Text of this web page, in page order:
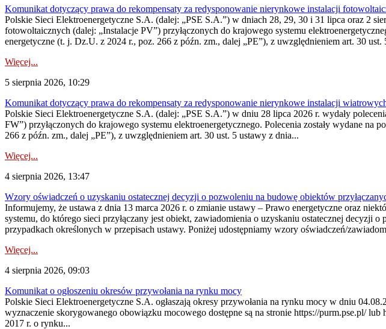
Komunikat dotyczący prawa do rekompensaty za redysponowanie nierynkowe instalacji
Polskie Sieci Elektroenergetyczne S.A. (dalej: „PSE S.A.”) w dniach 28, 29, 30 i 31 lipca oraz 2
fotowoltaicznych (dalej: „Instalacje PV”) przyłączonych do krajowego systemu
energetyczne (t. j. Dz.U. z 2024 r., poz. 266 z późn. zm., dalej „PE”), z uwzględnieniem art. 30 ust.
Więcej...
5 sierpnia 2026, 10:29
Komunikat dotyczący prawa do rekompensaty za redysponowanie nierynkowe instalacji
Polskie Sieci Elektroenergetyczne S.A. (dalej: „PSE S.A.”) w dniu 28 lipca 2026 r. wydały
FW”) przyłączonych do krajowego systemu elektroenergetycznego. Polecenia zostały wydane
266 z późn. zm., dalej „PE”), z uwzględnieniem art. 30 ust. 5 ustawy z dnia...
Więcej...
4 sierpnia 2026, 13:47
Wzory oświadczeń o uzyskaniu ostatecznej decyzji o pozwoleniu na budowę obiektów
Informujemy, że ustawa z dnia 13 marca 2026 r. o zmianie ustawy – Prawo energetyczne oraz
systemu, do którego sieci przyłączany jest obiekt, zawiadomienia o uzyskaniu ostatecznej
przypadkach określonych w przepisach ustawy. Poniżej udostępniamy wzory oświadczeń/
Więcej...
4 sierpnia 2026, 09:03
Komunikat o ogłoszeniu okresów przywołania na rynku mocy
Polskie Sieci Elektroenergetyczne S.A. ogłaszają okresy przywołania na rynku mocy w dniu
wyznaczenie skorygowanego obowiązku mocowego dostępne są na stronie https://purm.pse.pl/
2017 r. o rynku...